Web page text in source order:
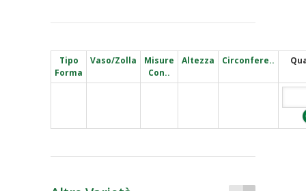
Tipo
Forma
Vaso/Zolla
Misure
Con..
Altezza Circonfere..